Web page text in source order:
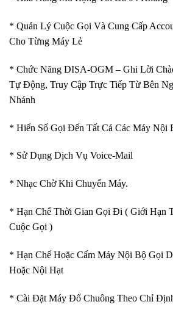
* Quản Lý Cuộc Gọi Và Cung Cấp
Cho Từng Máy Lẻ
* Chức Năng DISA-OGM – Ghi Lời
Tự Động, Truy Cập Trực Tiếp Từ Bên
Nhánh
* Hiển Số Gọi Đến Tất Cả Các Máy Nội
* Sử Dụng Dịch Vụ Voice-Mail
* Nhạc Chờ Khi Chuyển Máy.
* Hạn Chế Thời Gian Gọi Đi ( Giới Hạn
Cuộc Gọi )
* Hạn Chế Hoặc Cấm Máy Nội Bộ Gọi
Hoặc Nội Hạt
* Cài Đặt Máy Đổ Chuông Theo Chỉ